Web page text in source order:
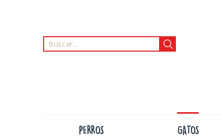
PERROS GATOS